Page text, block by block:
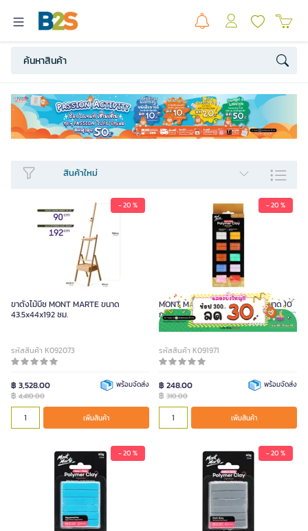
สินค้าใหม่​
- 20 %
ขาตั้งไม้บีช MONT MARTE ขนาด
43.5x44x192 ซม.
รหัสสินค้า K092073
฿ 3,528.00
฿ 4,410.00
พร้อมจัดส่ง
เพิ่มสินค้า
- 20 %
MONT MARTE ดินปั้นโพลิเมอร์ ขนาด 10
กรัม x 10 สี
รหัสสินค้า K091971
฿ 248.00
฿ 310.00
พร้อมจัดส่ง
เพิ่มสินค้า
- 20 % - 20 %